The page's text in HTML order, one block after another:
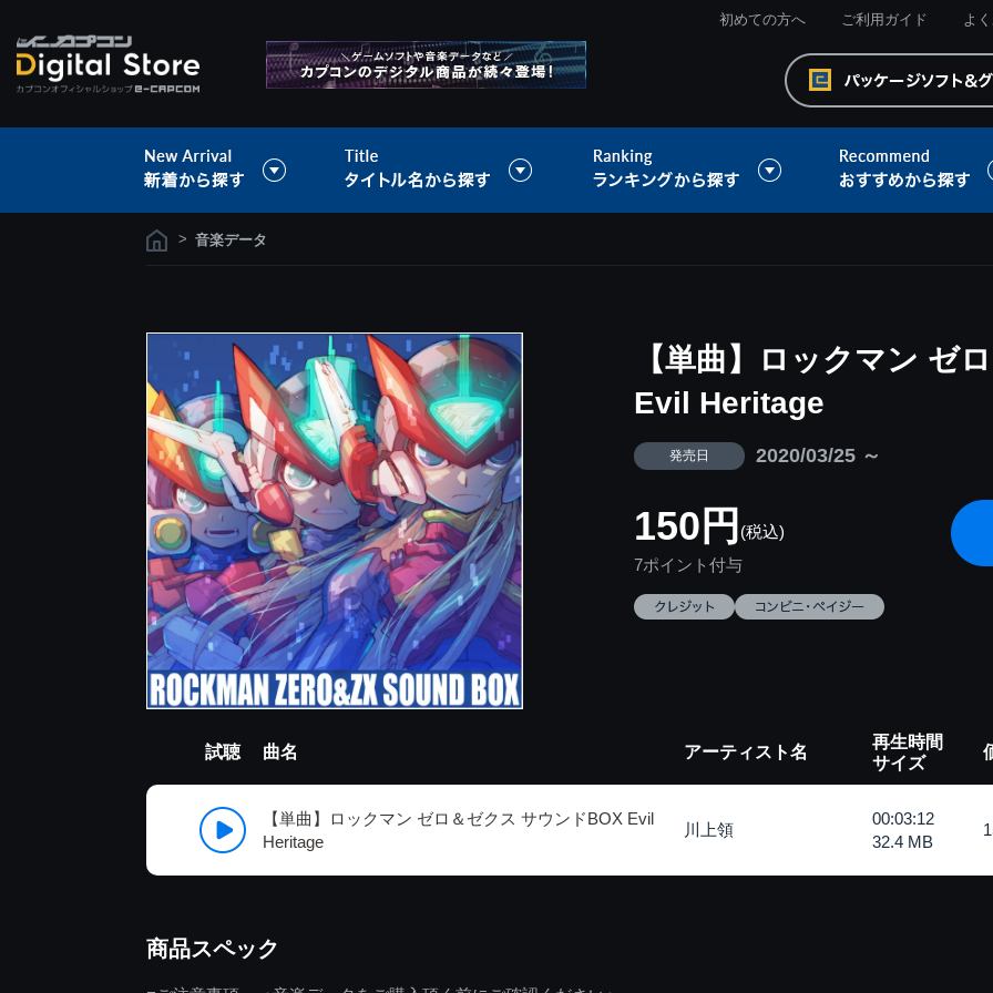
初めての方へ ご利用ガイド よ
> 音楽データ
【単曲】ロックマン ゼ
Evil Heritage
発売日 2020/03/25 ～
150円 (税込)
7ポイント付与
試聴 曲名 アーティスト名
再生時間
サイズ
【単曲】ロックマン ゼロ＆ゼクス サウンドBOX Evil
Heritage
川上領
00:03:12
32.4 MB
商品スペック